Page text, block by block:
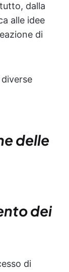
dalla
alle idee
di
delle
dei
di